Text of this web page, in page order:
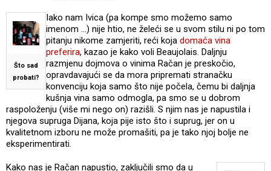
Što sad
probati?
Iako nam Ivica (pa kompe smo možemo samo
imenom …) nije htio, ne želeći se u svom stilu ni po tom
pitanju nikome zamjeriti, reći koja domaća vina
preferira, kazao je kako voli Beaujolais. Daljnju
razmjenu dojmova o vinima Račan je preskočio,
opravdavajući se da mora pripremati stranačku
konvenciju koja samo što nije počela, čemu bi daljnja
kušnja vina samo odmogla, pa smo se u dobrom
raspoloženju (više mi nego on) razišli. S njim nas je napustila i
njegova supruga Dijana, koja pije isto što i suprug, jer on u
kvalitetnom izboru ne može promašiti, pa je tako njoj bolje ne
eksperimentirati.
Kako nas je Račan napustio, zaključili smo da u